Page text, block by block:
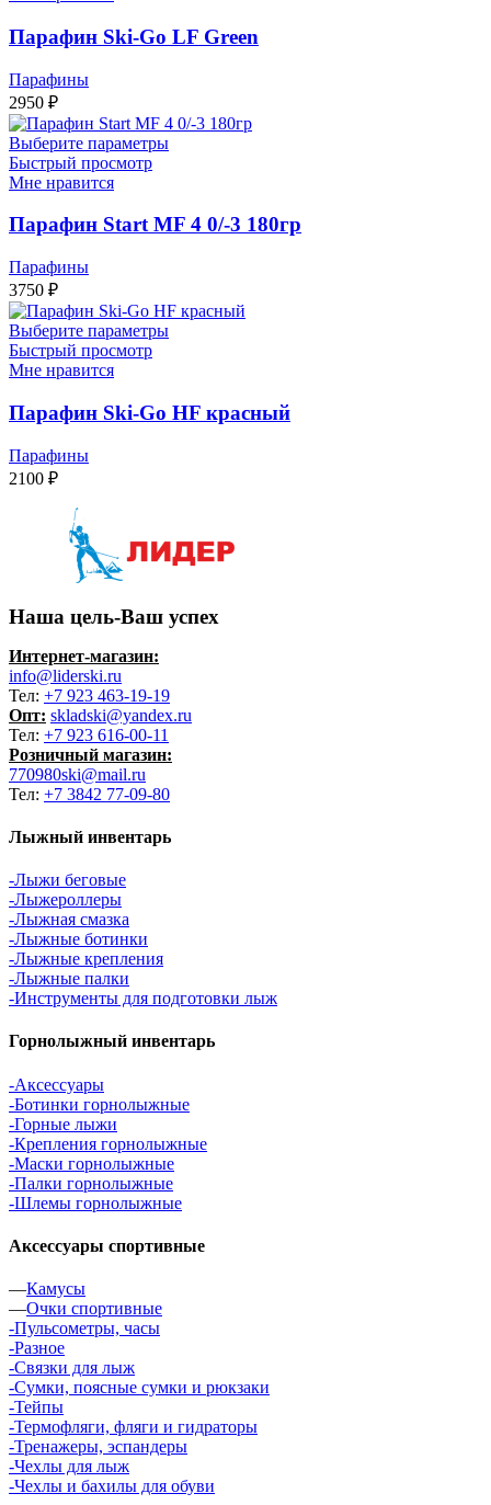
Парафин Ski-Go LF Green
Парафины
2950 ₽
Выберите параметры
Быстрый просмотр
Мне нравится
Парафин Start MF 4 0/-3 180гр
Парафины
3750 ₽
Выберите параметры
Быстрый просмотр
Мне нравится
Парафин Ski-Go HF красный
Парафины
2100 ₽
Наша цель-Ваш успех
Интернет-магазин:
info@liderski.ru
Тел: +7 923 463-19-19
Опт: skladski@yandex.ru
Тел: +7 923 616-00-11
Розничный магазин:
770980ski@mail.ru
Тел: +7 3842 77-09-80
Лыжный инвентарь
-Лыжи беговые
-Лыжероллеры
-Лыжная смазка
-Лыжные ботинки
-Лыжные крепления
-Лыжные палки
-Инструменты для подготовки лыж
Горнолыжный инвентарь
-Аксессуары
-Ботинки горнолыжные
-Горные лыжи
-Крепления горнолыжные
-Маски горнолыжные
-Палки горнолыжные
-Шлемы горнолыжные
Аксессуары спортивные
—Камусы
—Очки спортивные
-Пульсометры, часы
-Разное
-Связки для лыж
-Сумки, поясные сумки и рюкзаки
-Тейпы
-Термофляги, фляги и гидраторы
-Тренажеры, эспандеры
-Чехлы для лыж
-Чехлы и бахилы для обуви